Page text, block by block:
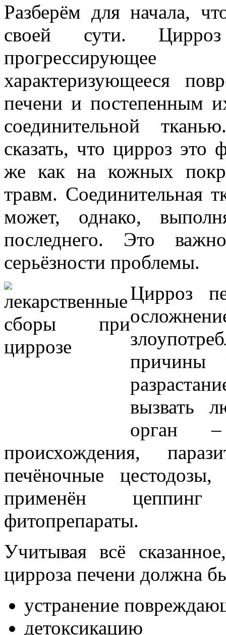
Разберём для начала,
своей сути.
характеризующееся
печени и постепенным
соединительной
сказать, что цирроз это
же как на кожных
травм. Соединительная
может, однако,
последнего. Это
серьёзности проблемы.
Цирроз
причины
вызвать
орган –
происхождения,
печёночные
применён цеппинг
фитопрепараты.
Учитывая всё
цирроза печени должна
устранение
детоксикацию